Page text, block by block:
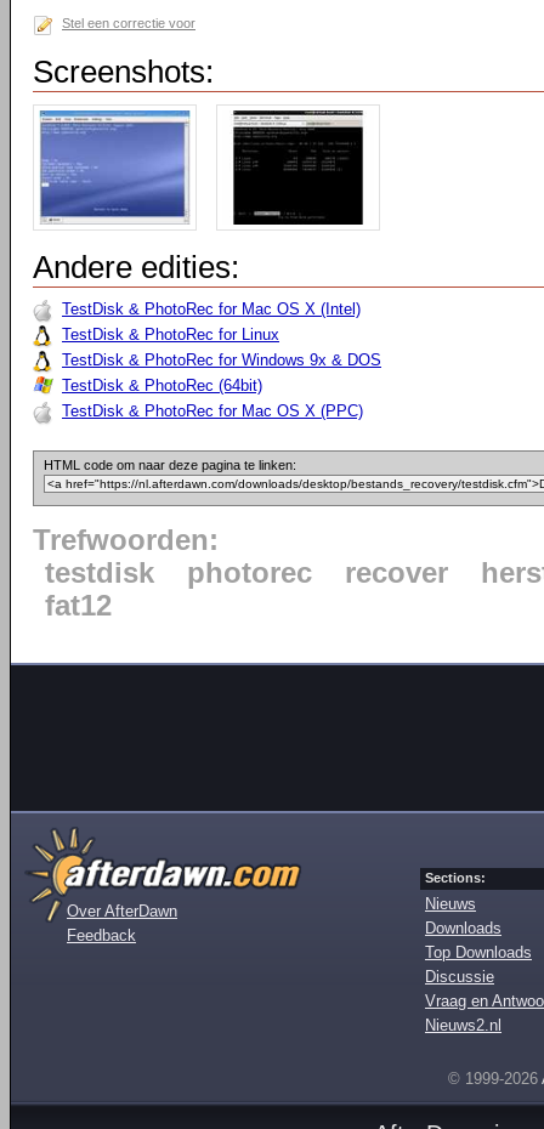
Stel een correctie voor
Screenshots:
Andere edities:
TestDisk & PhotoRec for Mac OS X (Intel)
TestDisk & PhotoRec for Linux
TestDisk & PhotoRec for Windows 9x & DOS
TestDisk & PhotoRec (64bit)
TestDisk & PhotoRec for Mac OS X (PPC)
HTML code om naar deze pagina te linken:
Trefwoorden:
testdisk
photorec recover
fat12
Over AfterDawn
Feedback
Sections:
Nieuws
Downloads
Top Downloads
Discussie
Vraag en
Nieuws2.nl
© 1999-2026